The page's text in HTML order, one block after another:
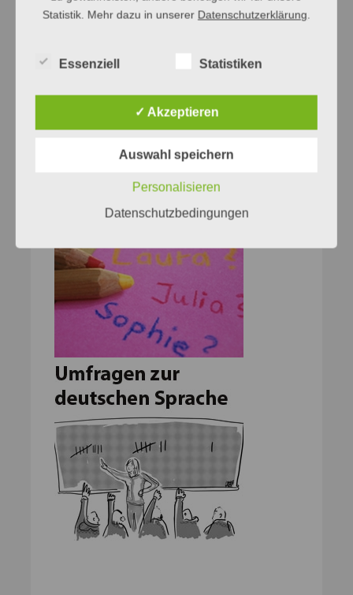
Statistik. Mehr dazu in unserer Datenschutzerklärung
Essenziell Statistiken
✓ Akzeptieren
Auswahl speichern
Personalisieren
Datenschutzbedingungen